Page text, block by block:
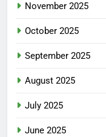
November 2025
October 2025
September 2025
August 2025
July 2025
June 2025